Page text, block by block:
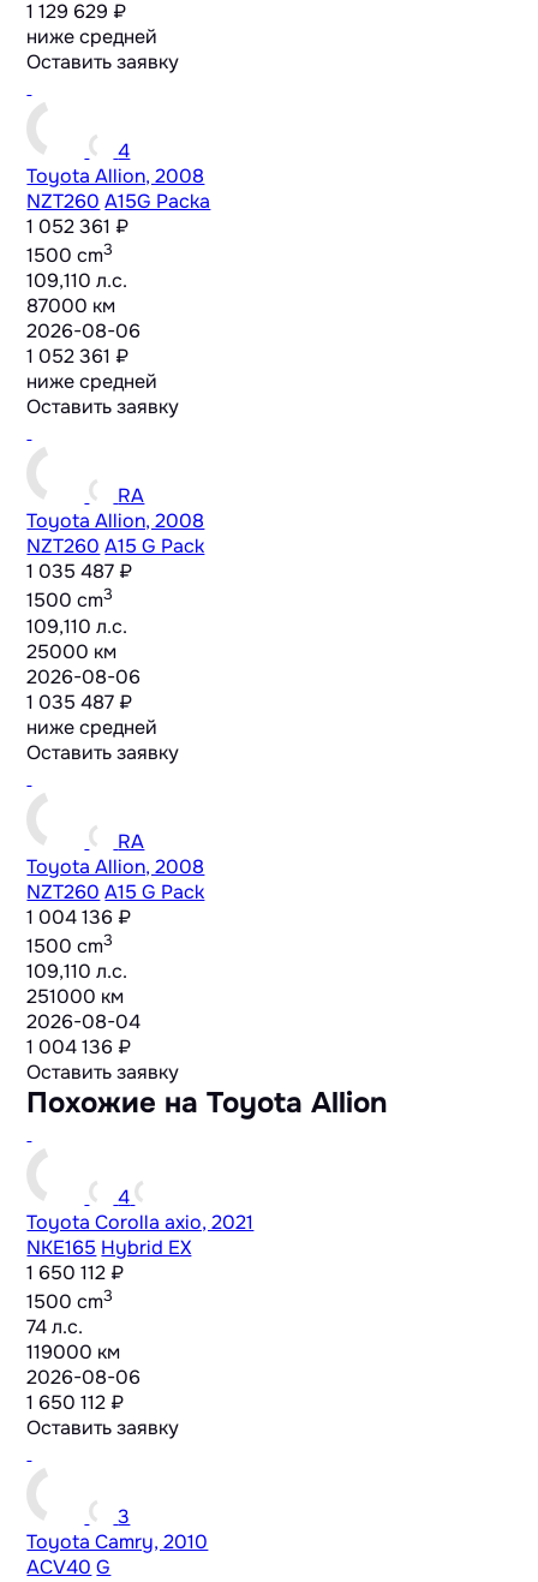
1 129 629 ₽
ниже средней
Оставить заявку
4
Toyota Allion, 2008
NZT260 A15G Packa
1 052 361 ₽
1500 cm3
109,110 л.с.
87000 км
2026-08-06
1 052 361 ₽
ниже средней
Оставить заявку
RA
Toyota Allion, 2008
NZT260 A15 G Pack
1 035 487 ₽
1500 cm3
109,110 л.с.
25000 км
2026-08-06
1 035 487 ₽
ниже средней
Оставить заявку
RA
Toyota Allion, 2008
NZT260 A15 G Pack
1 004 136 ₽
1500 cm3
109,110 л.с.
251000 км
2026-08-04
1 004 136 ₽
Оставить заявку
Похожие на Toyota Allion
4
Toyota Corolla axio, 2021
NKE165 Hybrid EX
1 650 112 ₽
1500 cm3
74 л.с.
119000 км
2026-08-06
1 650 112 ₽
Оставить заявку
3
Toyota Camry, 2010
ACV40 G